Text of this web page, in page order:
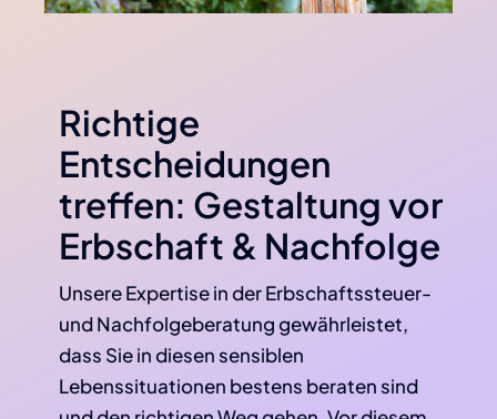
Richtige
Entscheidungen
treffen: Gestaltung vor
Erbschaft & Nachfolge
Unsere Expertise in der Erbschaftssteuer-
und Nachfolgeberatung gewährleistet,
dass Sie in diesen sensiblen
Lebenssituationen bestens beraten sind